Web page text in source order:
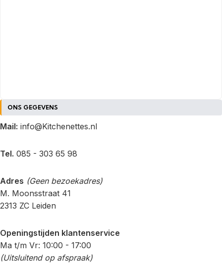
ONS GEGEVENS
Mail: info@Kitchenettes.nl
Tel. 085 - 303 65 98
Adres (Geen bezoekadres)
M. Moonsstraat 41
2313 ZC Leiden
Openingstijden klantenservice
Ma t/m Vr: 10:00 - 17:00
(Uitsluitend op afspraak)